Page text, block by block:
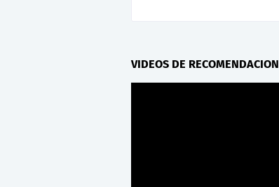
VIDEOS DE RECOMENDACION